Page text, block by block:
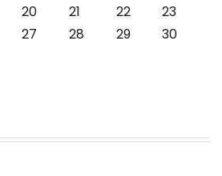
20 21 22
23
27 28 29
30